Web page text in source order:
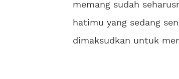
memang sudah
hatimu yang sedang
dimaksudkan untuk